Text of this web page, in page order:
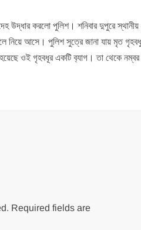
উদ্ধার করলো পুলিশ। শনিবার দুপুরে
নিয়ে আসে। পুলিশ সুত্রে জানা যায় মৃত
ওই গৃহবধূর একটি ব‍্যাগ। তা থেকে নম্বর
Required fields are